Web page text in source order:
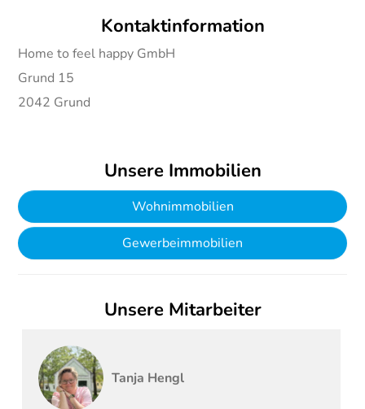
Kontaktinformation
Home to feel happy GmbH
Grund 15
2042 Grund
Unsere Immobilien
Wohnimmobilien
Gewerbeimmobilien
Unsere Mitarbeiter
Tanja Hengl